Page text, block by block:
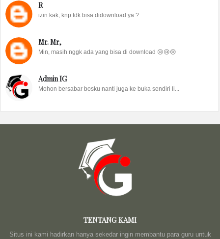
R
izin kak, knp tdk bisa didownload ya ?
Mr. Mr,
Min, masih nggk ada yang bisa di download 😢😢😢
Admin IG
Mohon bersabar bosku nanti juga ke buka sendiri li...
TENTANG KAMI
Situs ini kami hadirkan hanya sekedar ingin membantu para guru untuk